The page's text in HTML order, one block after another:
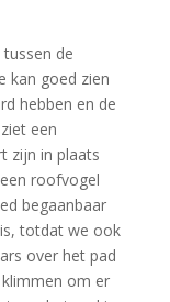
de
kan goed zien
hebben en de
een
zijn in plaats
roofvogel
begaanbaar
totdat we ook
over het pad
om er